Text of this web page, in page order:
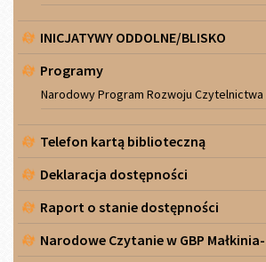
INICJATYWY ODDOLNE/BLISKO
Programy
Narodowy Program Rozwoju Czytelnictwa
Telefon kartą biblioteczną
Deklaracja dostępności
Raport o stanie dostępności
Narodowe Czytanie w GBP